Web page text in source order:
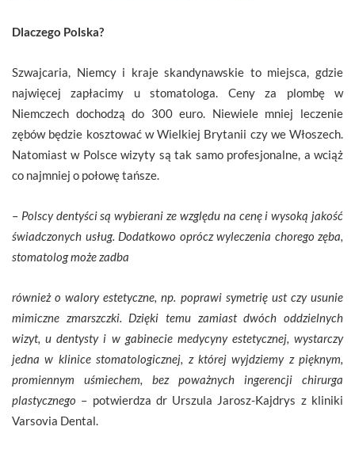
Dlaczego Polska?
Szwajcaria, Niemcy i kraje skandynawskie to miejsca, gdzie
najwięcej zapłacimy u stomatologa. Ceny za plombę w
Niemczech dochodzą do 300 euro. Niewiele mniej leczenie
zębów będzie kosztować w Wielkiej Brytanii czy we Włoszech.
Natomiast w Polsce wizyty są tak samo profesjonalne, a wciąż
co najmniej o połowę tańsze.
– Polscy dentyści są wybierani ze względu na cenę i wysoką jakość
świadczonych usług. Dodatkowo oprócz wyleczenia chorego zęba,
stomatolog może zadba
również o walory estetyczne, np. poprawi symetrię ust czy usunie
mimiczne zmarszczki. Dzięki temu zamiast dwóch oddzielnych
wizyt, u dentysty i w gabinecie medycyny estetycznej, wystarczy
jedna w klinice stomatologicznej, z której wyjdziemy z pięknym,
promiennym uśmiechem, bez poważnych ingerencji chirurga
plastycznego – potwierdza dr Urszula Jarosz-Kajdrys z kliniki
Varsovia Dental.